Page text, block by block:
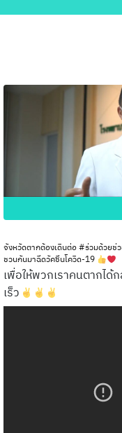
จังหวัดตากต้องเดินต่อ #ร่วมด้วยช่
ชวนกันมาฉีดวัคซีนโควิด-19
เพื่อให้พวกเราคนตากได้
เร็ว